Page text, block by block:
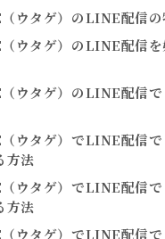
ウタゲ）のLINE配信の
ウタゲ）のLINE配信
ウタゲ）のLINE配信で
ウタゲ）でLINE配信で
方法
ウタゲ）でLINE配信で
方法
ウタゲ）でLINE配信で